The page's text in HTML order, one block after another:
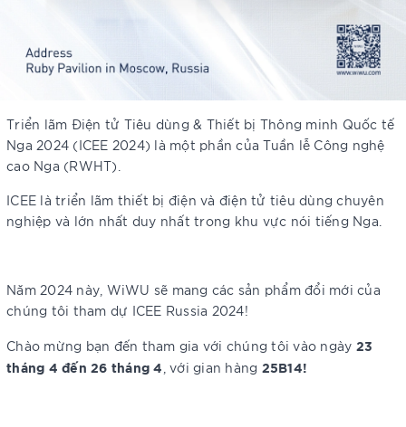
Triển lãm Điện tử Tiêu dùng & Thiết bị Thông minh Quốc tế
Nga 2024 (ICEE 2024) là một phần của Tuần lễ Công nghệ
cao Nga (RWHT).
ICEE là triển lãm thiết bị điện và điện tử tiêu dùng chuyên
nghiệp và lớn nhất duy nhất trong khu vực nói tiếng Nga.
Năm 2024 này, WiWU sẽ mang các sản phẩm đổi mới của
chúng tôi tham dự ICEE Russia 2024!
Chào mừng bạn đến tham gia với chúng tôi vào ngày 23
tháng 4 đến 26 tháng 4 , với gian hàng 25B14!